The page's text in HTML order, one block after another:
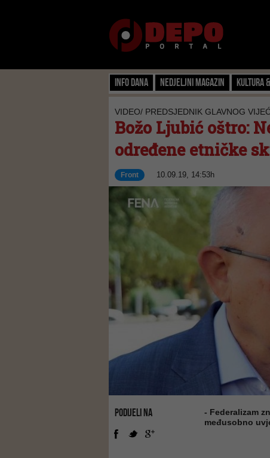
Info dana Nedjeljni magazin Kultura
VIDEO/ PREDSJEDNIK GLAVNOG
Božo Ljubić oštro:
određene etničke
Front 10.09.19, 14:53h
PODIJELI NA
- Federalizam
međusobno